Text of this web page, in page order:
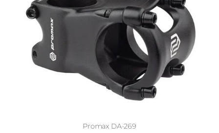
Promax DA-269